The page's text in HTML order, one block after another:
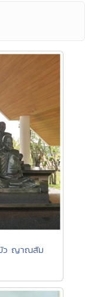
บัว ญาณสัม